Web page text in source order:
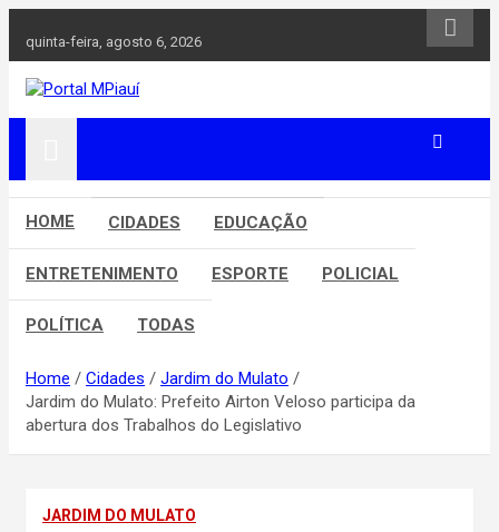
content
quinta-feira, agosto 6, 2026
Portal MPiauí
HOME CIDADES EDUCAÇÃO
ENTRETENIMENTO ESPORTE POLICIAL
POLÍTICA TODAS
Home Cidades
Jardim do Mulato
Jardim do Mulato: Prefeito Airton Veloso participa da
abertura dos Trabalhos do Legislativo
JARDIM DO MULATO